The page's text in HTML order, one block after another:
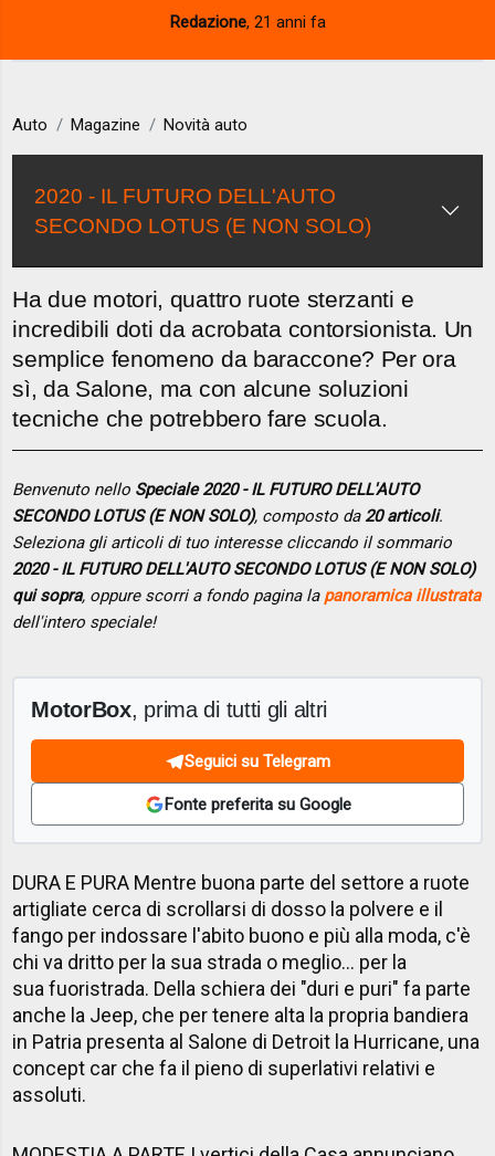
Redazione, 21 anni fa
Auto Magazine Novità auto
2020 - IL FUTURO DELL'AUTO
SECONDO LOTUS (E NON SOLO)
Ha due motori, quattro ruote sterzanti e
incredibili doti da acrobata contorsionista. Un
semplice fenomeno da baraccone? Per ora
sì, da Salone, ma con alcune soluzioni
tecniche che potrebbero fare scuola.
Benvenuto nello Speciale 2020 - IL FUTURO DELL'AUTO
SECONDO LOTUS (E NON SOLO), composto da 20 articoli.
Seleziona gli articoli di tuo interesse cliccando il sommario
2020 - IL FUTURO DELL'AUTO SECONDO LOTUS (E NON SOLO)
qui sopra, oppure scorri a fondo pagina la panoramica illustrata
dell'intero speciale!
MotorBox, prima di tutti gli altri
Seguici su Telegram
Fonte preferita su Google
DURA E PURA Mentre buona parte del settore a ruote
artigliate cerca di scrollarsi di dosso la polvere e il
fango per indossare l'abito buono e più alla moda, c'è
chi va dritto per la sua strada o meglio... per la
sua fuoristrada. Della schiera dei "duri e puri" fa parte
anche la Jeep, che per tenere alta la propria bandiera
in Patria presenta al Salone di Detroit la Hurricane, una
concept car che fa il pieno di superlativi relativi e
assoluti.